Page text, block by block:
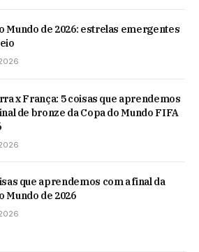
Mundo de 2026: estrelas emergentes
x França: 5 coisas que aprendemos
de bronze da Copa do Mundo FIFA
que aprendemos com a final da
Mundo de 2026